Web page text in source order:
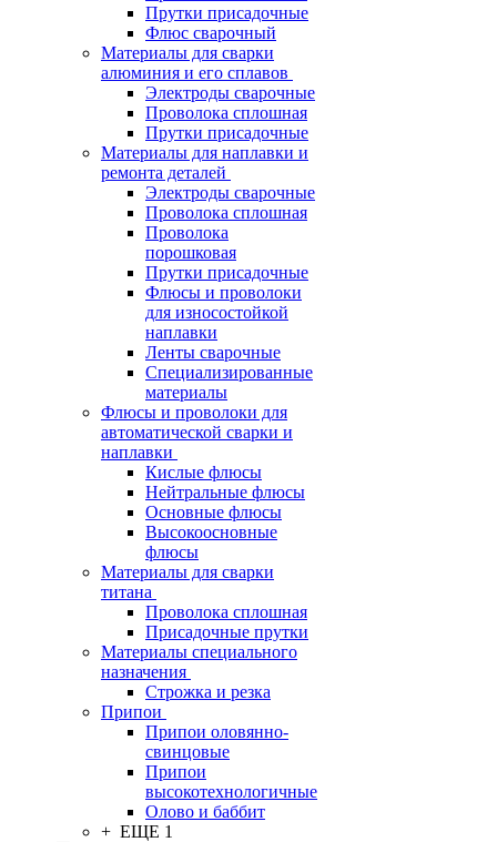
Прутки присадочные
Флюс сварочный
Материалы для сварки
алюминия и его сплавов
Электроды сварочные
Проволока сплошная
Прутки присадочные
Материалы для наплавки и
ремонта деталей
Электроды сварочные
Проволока сплошная
Проволока
порошковая
Прутки присадочные
Флюсы и проволоки
для износостойкой
наплавки
Ленты сварочные
Специализированные
материалы
Флюсы и проволоки для
автоматической сварки и
наплавки
Кислые флюсы
Нейтральные флюсы
Основные флюсы
Высокоосновные
флюсы
Материалы для сварки
титана
Проволока сплошная
Присадочные прутки
Материалы специального
назначения
Строжка и резка
Припои
Припои оловянно-
свинцовые
Припои
высокотехнологичные
Олово и баббит
+ ЕЩЕ 1